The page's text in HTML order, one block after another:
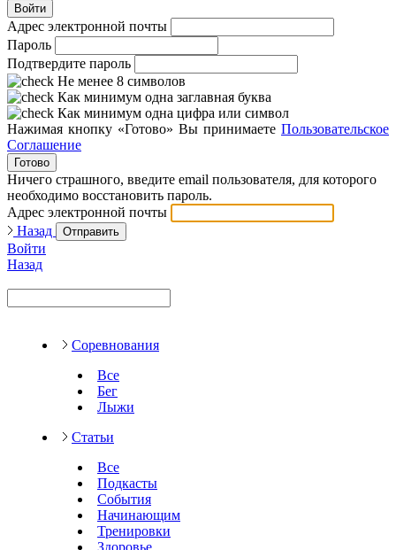
Войти
Адрес электронной почты
Пароль
Подтвердите пароль
Не менее 8 символов
Как минимум одна заглавная буква
Как минимум одна цифра или символ
Нажимая кнопку «Готово» Вы принимаете Пользовательское
Соглашение
Готово
Ничего страшного, введите email пользователя, для которого
необходимо восстановить пароль.
Адрес электронной почты
Назад
Отправить
Войти
Назад
Соревнования
Все
Бег
Лыжи
Статьи
Все
Подкасты
События
Начинающим
Тренировки
Здоровье